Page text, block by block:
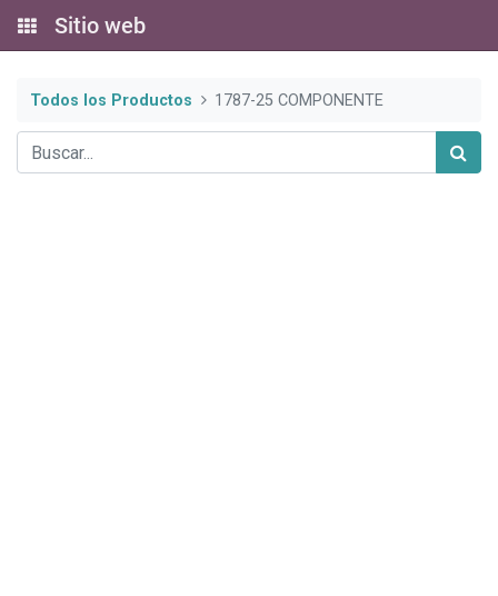
Sitio web
Todos los Productos 1787-25 COMPONENTE